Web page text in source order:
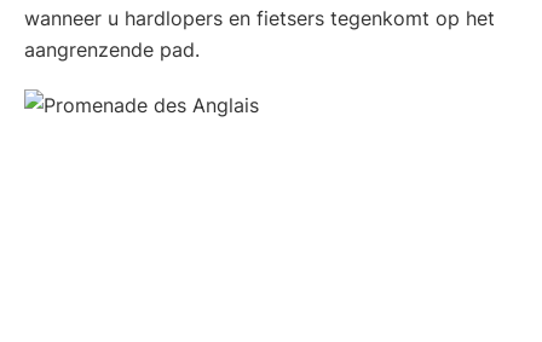
wanneer u hardlopers en fietsers tegenkomt op het
aangrenzende pad.